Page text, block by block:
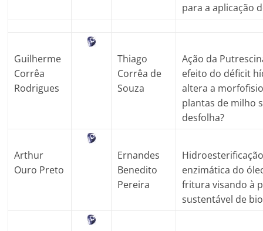
para a aplicação
Guilherme
Corrêa
Rodrigues
Thiago
Corrêa de
Souza
Ação da
efeito do déficit
altera a
plantas de milho
desfolha?
Arthur
Ouro Preto
Ernandes
Benedito
Pereira
enzimática do
fritura visando à
sustentável de